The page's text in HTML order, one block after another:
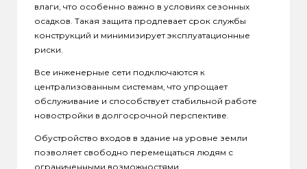
влаги, что особенно важно в условиях сезонных
осадков. Такая защита продлевает срок службы
конструкций и минимизирует эксплуатационные
риски.
Все инженерные сети подключаются к
централизованным системам, что упрощает
обслуживание и способствует стабильной работе
новостройки в долгосрочной перспективе.
Обустройство входов в здание на уровне земли
позволяет свободно перемещаться людям с
ограниченными возможностями.